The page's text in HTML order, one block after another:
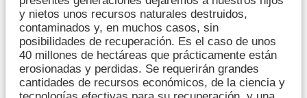
y nietos unos recursos naturales destruidos,
contaminados y, en muchos casos, sin
posibilidades de recuperación. Es el caso de unos
40 millones de hectáreas que prácticamente están
erosionadas y perdidas. Se requerirán grandes
cantidades de recursos económicos, de la ciencia y